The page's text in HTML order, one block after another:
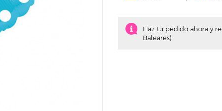
Haz tu pedido ahora y
Baleares)